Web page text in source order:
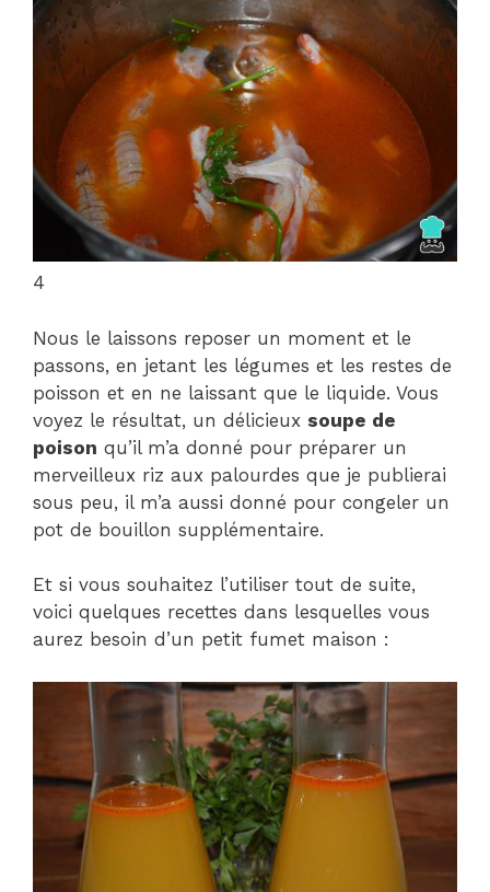
4
Nous le laissons reposer un moment et le
passons, en jetant les légumes et les restes de
poisson et en ne laissant que le liquide. Vous
voyez le résultat, un délicieux soupe de
poison qu’il m’a donné pour préparer un
merveilleux riz aux palourdes que je publierai
sous peu, il m’a aussi donné pour congeler un
pot de bouillon supplémentaire.
Et si vous souhaitez l’utiliser tout de suite,
voici quelques recettes dans lesquelles vous
aurez besoin d’un petit fumet maison :